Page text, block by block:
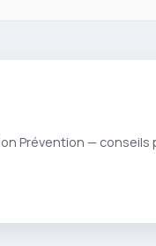
Prévention —